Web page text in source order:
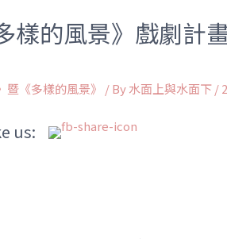
樣的風景》戲劇計
暨《多樣的風景》 / By水面上與水面下/
us: